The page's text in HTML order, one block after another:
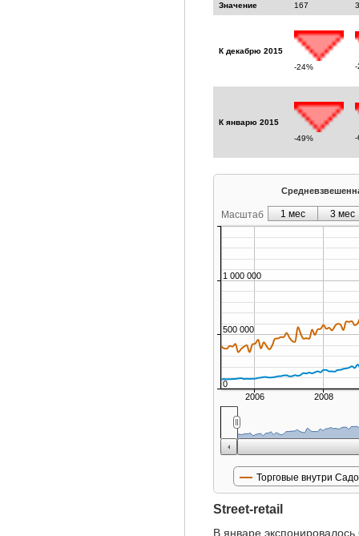
Значение 167
К декабрю 2015
-24%
-
К январю 2015
-49%
-
Масштаб
Торговые внутри
2006 2008
0
500 000
1 000 000
1 мес 3 мес
Street-retail
В январе